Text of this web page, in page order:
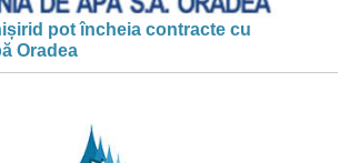
pot încheia contracte cu
Oradea